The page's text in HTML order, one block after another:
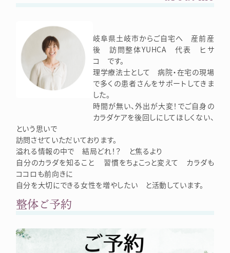
岐阜県土岐市からご自宅へ 産前産
後 訪問整体YUHCA 代表 ヒサ
コ です。
理学療法士として 病院・在宅の現場
で多くの患者さんをサポートしてきま
した。
時間が無い、外出が大変！でご自身の
カラダケアを後回しにしてほしくない、
という思いで
訪問させていただいております。
溢れる情報の中で 結局どれ！？ と焦るより
自分のカラダを知ること 習慣をちょこっと変えて カラダも
ココロも前向きに
自分を大切にできる女性を増やしたい と活動しています。
整体ご予約